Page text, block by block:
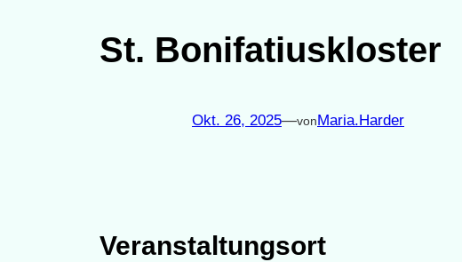
St. Bonifatiuskloster
Okt. 26, 2025—vonMaria.Harder
Veranstaltungsort